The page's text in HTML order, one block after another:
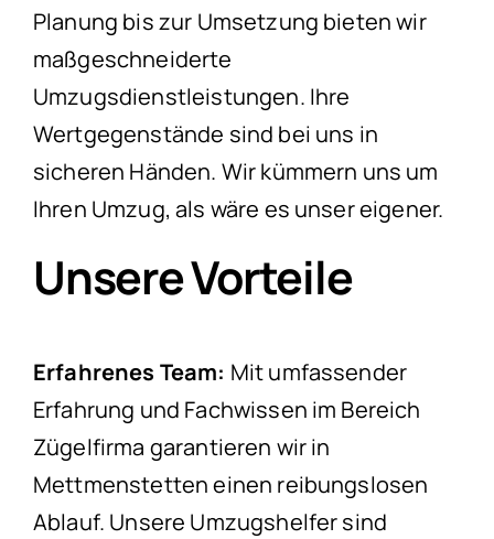
Planung bis zur Umsetzung bieten wir
maßgeschneiderte
Umzugsdienstleistungen. Ihre
Wertgegenstände sind bei uns in
sicheren Händen. Wir kümmern uns um
Ihren Umzug, als wäre es unser eigener.
Unsere Vorteile
Erfahrenes Team: Mit umfassender
Erfahrung und Fachwissen im Bereich
Zügelfirma garantieren wir in
Mettmenstetten einen reibungslosen
Ablauf. Unsere Umzugshelfer sind